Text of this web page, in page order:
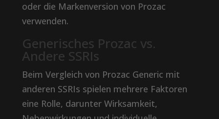
oder die Markenversion von Prozac
verwenden.
Generisches Prozac vs.
Andere SSRIs
Beim Vergleich von Prozac Generic mit
anderen SSRIs spielen mehrere Faktoren
eine Rolle, darunter Wirksamkeit,